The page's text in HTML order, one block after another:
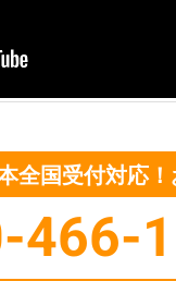
全国受付対応
466-